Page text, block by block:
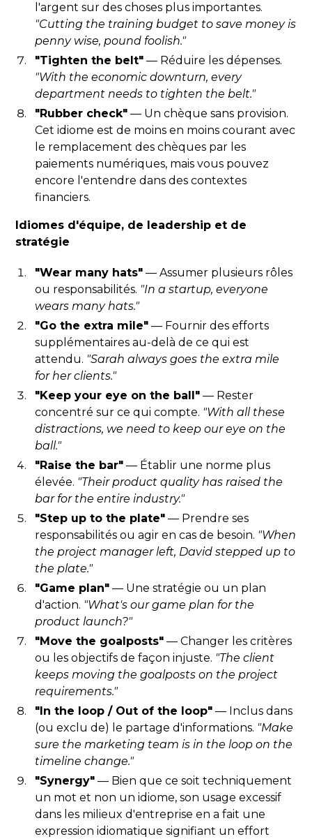
l'argent sur des choses plus importantes.
"Cutting the training budget to save money is
penny wise, pound foolish."
"Tighten the belt" — Réduire les dépenses.
"With the economic downturn, every
department needs to tighten the belt."
"Rubber check" — Un chèque sans provision.
Cet idiome est de moins en moins courant avec
le remplacement des chèques par les
paiements numériques, mais vous pouvez
encore l'entendre dans des contextes
financiers.
Idiomes d'équipe, de leadership et de
stratégie
"Wear many hats" — Assumer plusieurs rôles
ou responsabilités. "In a startup, everyone
wears many hats."
"Go the extra mile" — Fournir des efforts
supplémentaires au-delà de ce qui est
attendu. "Sarah always goes the extra mile
for her clients."
"Keep your eye on the ball" — Rester
concentré sur ce qui compte. "With all these
distractions, we need to keep our eye on the
ball."
"Raise the bar" — Établir une norme plus
élevée. "Their product quality has raised the
bar for the entire industry."
"Step up to the plate" — Prendre ses
responsabilités ou agir en cas de besoin. "When
the project manager left, David stepped up to
the plate."
"Game plan" — Une stratégie ou un plan
d'action. "What's our game plan for the
product launch?"
"Move the goalposts" — Changer les critères
ou les objectifs de façon injuste. "The client
keeps moving the goalposts on the project
requirements."
"In the loop / Out of the loop" — Inclus dans
(ou exclu de) le partage d'informations. "Make
sure the marketing team is in the loop on the
timeline change."
"Synergy" — Bien que ce soit techniquement
un mot et non un idiome, son usage excessif
dans les milieux d'entreprise en a fait une
expression idiomatique signifiant un effort